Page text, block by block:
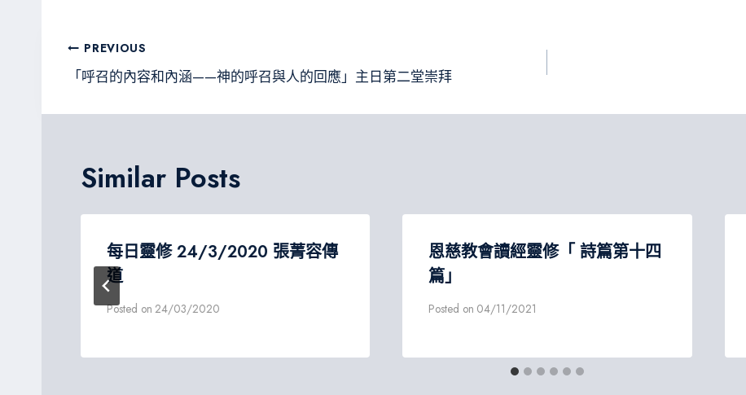
ok
文
章
導
PREVIOUS
「呼召的內容和內涵——神的呼召與人的回應」主日第二堂崇拜
Similar Posts
每日靈修 24/3/2020 張菁容傳
道
Posted on 24/03/2020
恩慈教會讀經靈修「 詩篇第十四
篇」
Posted on 04/11/2021